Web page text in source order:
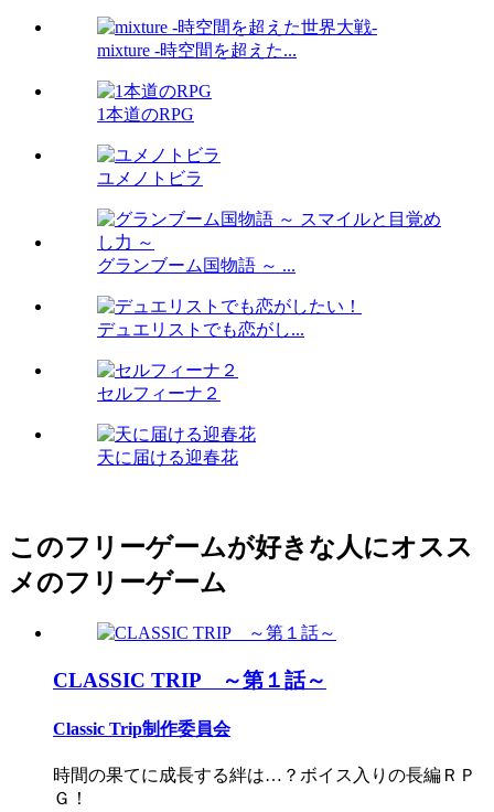
mixture -時空間を超えた...
1本道のRPG
ユメノトビラ
グランブーム国物語 ～ ...
デュエリストでも恋がし...
セルフィーナ２
天に届ける迎春花
このフリーゲームが好きな人にオスス
メのフリーゲーム
CLASSIC TRIP ～第１話～
Classic Trip制作委員会
時間の果てに成長する絆は…？ボイス入りの長編ＲＰ
Ｇ！